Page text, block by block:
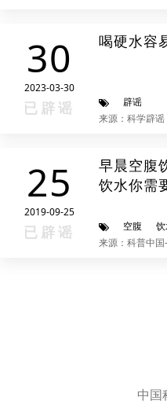
30
2023-03-30
已辟谣
喝硬水容
辟谣
来源：科学辟谣
25
2019-09-25
已辟谣
早晨空腹
饮水你需
空腹
中国